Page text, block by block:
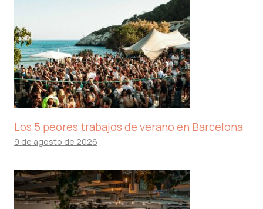
Los 5 peores trabajos de verano en Barcelona
9 de agosto de 2026